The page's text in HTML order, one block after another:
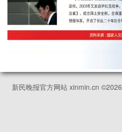
新民晚报官方网站 xinmin.cn ©2026